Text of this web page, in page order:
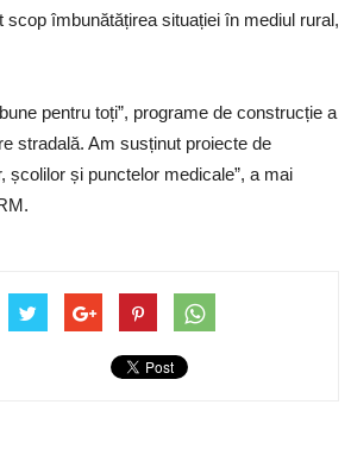
scop îmbunătățirea situației în mediul rural,
pentru toți”, programe de construcție a
stradală. Am susținut proiecte de
școlilor și punctelor medicale”, a mai